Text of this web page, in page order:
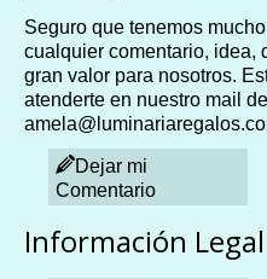
Seguro que tenemos
cualquier comentario, idea,
gran valor para nosotros.
atenderte en nuestro mail
Dejar mi
Comentario
Información Legal